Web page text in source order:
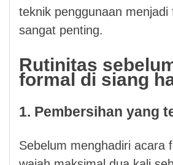
teknik penggunaan menjadi
sangat penting.
Rutinitas
formal di siang
1. Pembersihan yang
Sebelum menghadiri acara